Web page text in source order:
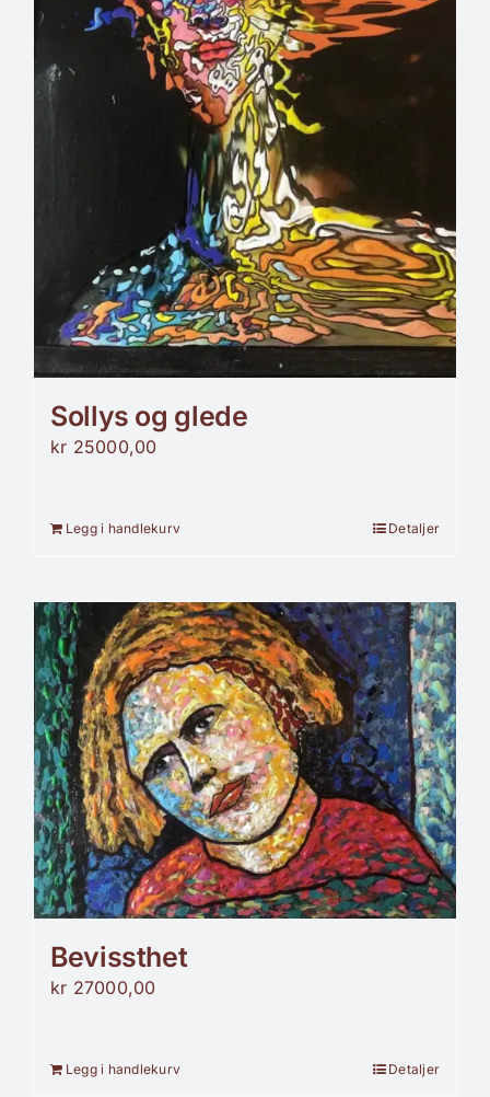
Sollys og glede
kr 25000,00
Legg i handlekurv Detaljer
Bevissthet
kr 27000,00
Legg i handlekurv Detaljer